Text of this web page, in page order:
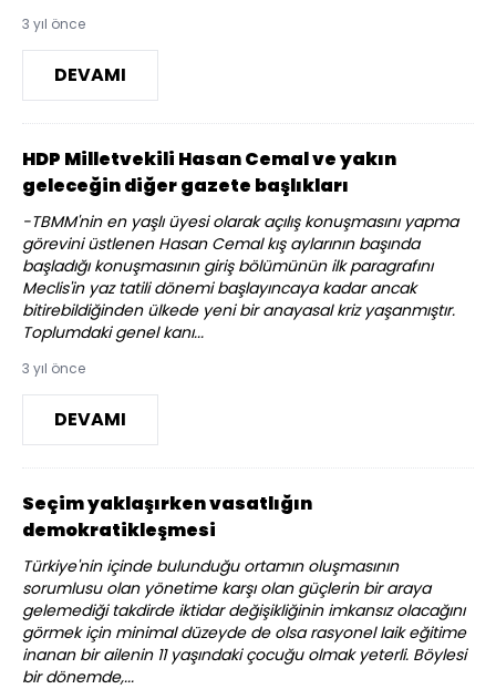
3 yıl önce
DEVAMI
HDP Milletvekili Hasan Cemal ve yakın
geleceğin diğer gazete başlıkları
-TBMM'nin en yaşlı üyesi olarak açılış konuşmasını yapma
görevini üstlenen Hasan Cemal kış aylarının başında
başladığı konuşmasının giriş bölümünün ilk paragrafını
Meclis'in yaz tatili dönemi başlayıncaya kadar ancak
bitirebildiğinden ülkede yeni bir anayasal kriz yaşanmıştır.
Toplumdaki genel kanı...
3 yıl önce
DEVAMI
Seçim yaklaşırken vasatlığın
demokratikleşmesi
Türkiye'nin içinde bulunduğu ortamın oluşmasının
sorumlusu olan yönetime karşı olan güçlerin bir araya
gelemediği takdirde iktidar değişikliğinin imkansız olacağını
görmek için minimal düzeyde de olsa rasyonel laik eğitime
inanan bir ailenin 11 yaşındaki çocuğu olmak yeterli. Böylesi
bir dönemde,...